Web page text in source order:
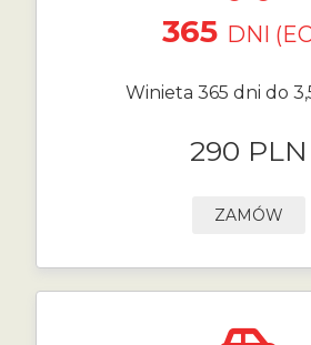
365 DNI
Winieta 365 dni do
290 PLN
ZAMÓW